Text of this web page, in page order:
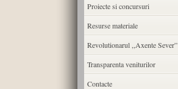
Proiecte si concursuri
Resurse materiale
Revolutionarul ,,Axente Sever”
Transparenta veniturilor
Contacte